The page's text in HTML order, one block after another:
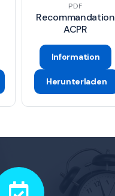
PDF
Recommandation
ACPR
Information
Herunterladen